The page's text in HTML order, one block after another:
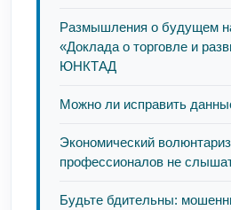
Размышления о будущем
«Доклада о торговле и
ЮНКТАД
Можно ли исправить
Экономический
профессионалов не
Будьте бдительны: